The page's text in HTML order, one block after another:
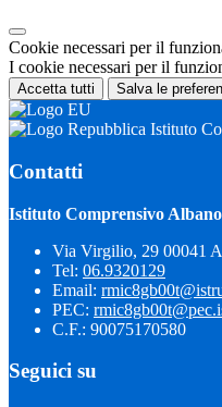
Cookie necessari per il
I cookie necessari per il
Accetta tutti Salva le
Istituto
Contatti
Istituto Comprensivo Albano
Via Virgilio, 29 00041
Tel: 06.9320129
Email:
PEC:
C.F.: 90075170580
Seguici su